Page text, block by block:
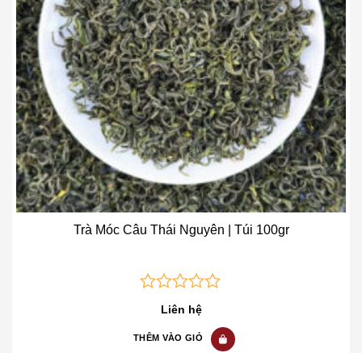
Trà Móc Câu Thái Nguyên | Túi 100gr
of
Liên hệ
THÊM VÀO GIỎ